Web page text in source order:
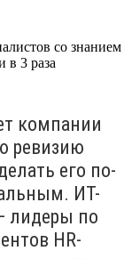
компании
ревизию
его по-
ИТ-
лидеры по
HR-